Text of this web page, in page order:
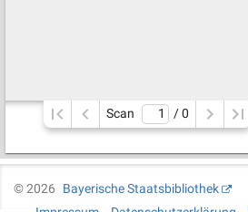
Scan / 0
©2026
Bayerische Staatsbibliothek